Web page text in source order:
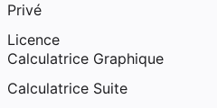
Privé
Licence
Calculatrice Graphique
Calculatrice Suite